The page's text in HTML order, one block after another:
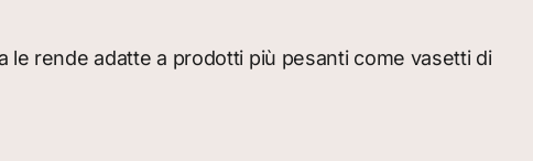
le rende adatte a prodotti più pesanti come vasetti di